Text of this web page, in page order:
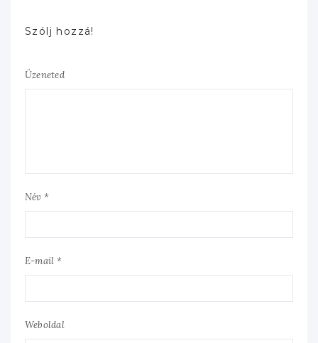
Szólj hozzá!
Üzeneted
Név *
E-mail *
Weboldal